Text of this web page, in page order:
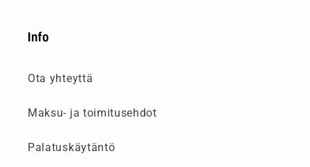
Info
Ota yhteyttä
Maksu- ja toimitusehdot
Palatuskäytäntö